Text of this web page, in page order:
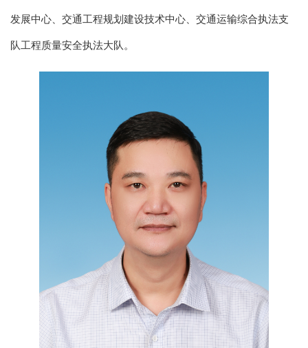
发展中心、交通工程规划建设技术中心、交通运输综合执法支
队工程质量安全执法大队。